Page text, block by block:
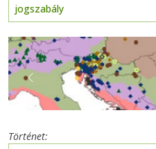
jogszabály
Previous
Történet